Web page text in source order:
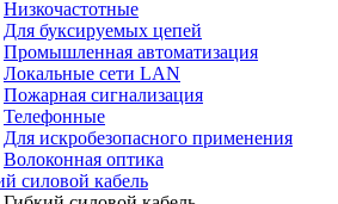
Низкочастотные
Для буксируемых цепей
Промышленная автоматизация
Локальные сети LAN
Пожарная сигнализация
Телефонные
Для искробезопасного применения
Волоконная оптика
силовой кабель